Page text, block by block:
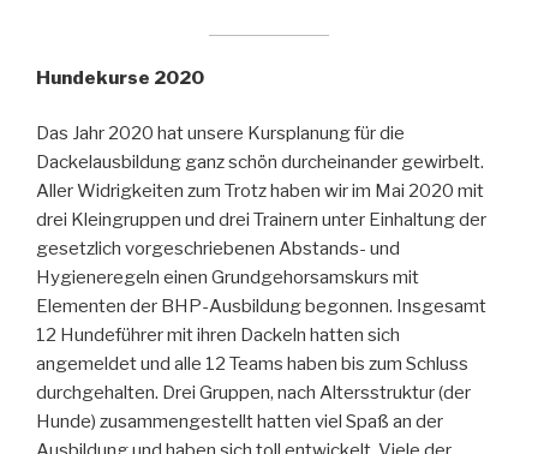
Hundekurse 2020
Das Jahr 2020 hat unsere Kursplanung für die
Dackelausbildung ganz schön durcheinander gewirbelt.
Aller Widrigkeiten zum Trotz haben wir im Mai 2020 mit
drei Kleingruppen und drei Trainern unter Einhaltung der
gesetzlich vorgeschriebenen Abstands- und
Hygieneregeln einen Grundgehorsamskurs mit
Elementen der BHP-Ausbildung begonnen. Insgesamt
12 Hundeführer mit ihren Dackeln hatten sich
angemeldet und alle 12 Teams haben bis zum Schluss
durchgehalten. Drei Gruppen, nach Altersstruktur (der
Hunde) zusammengestellt hatten viel Spaß an der